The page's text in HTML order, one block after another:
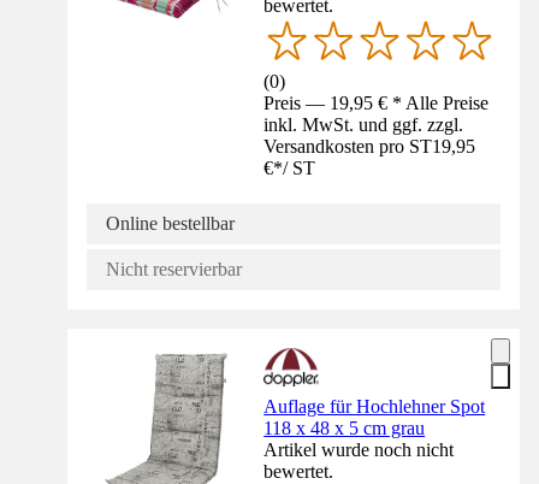
bewertet.
(0)
Preis — 19,95 € * Alle Preise
inkl. MwSt. und ggf. zzgl.
Versandkosten pro ST19,95
€*/ ST
Online bestellbar
Nicht reservierbar
Auflage für Hochlehner Spot
118 x 48 x 5 cm grau
Artikel wurde noch nicht
bewertet.